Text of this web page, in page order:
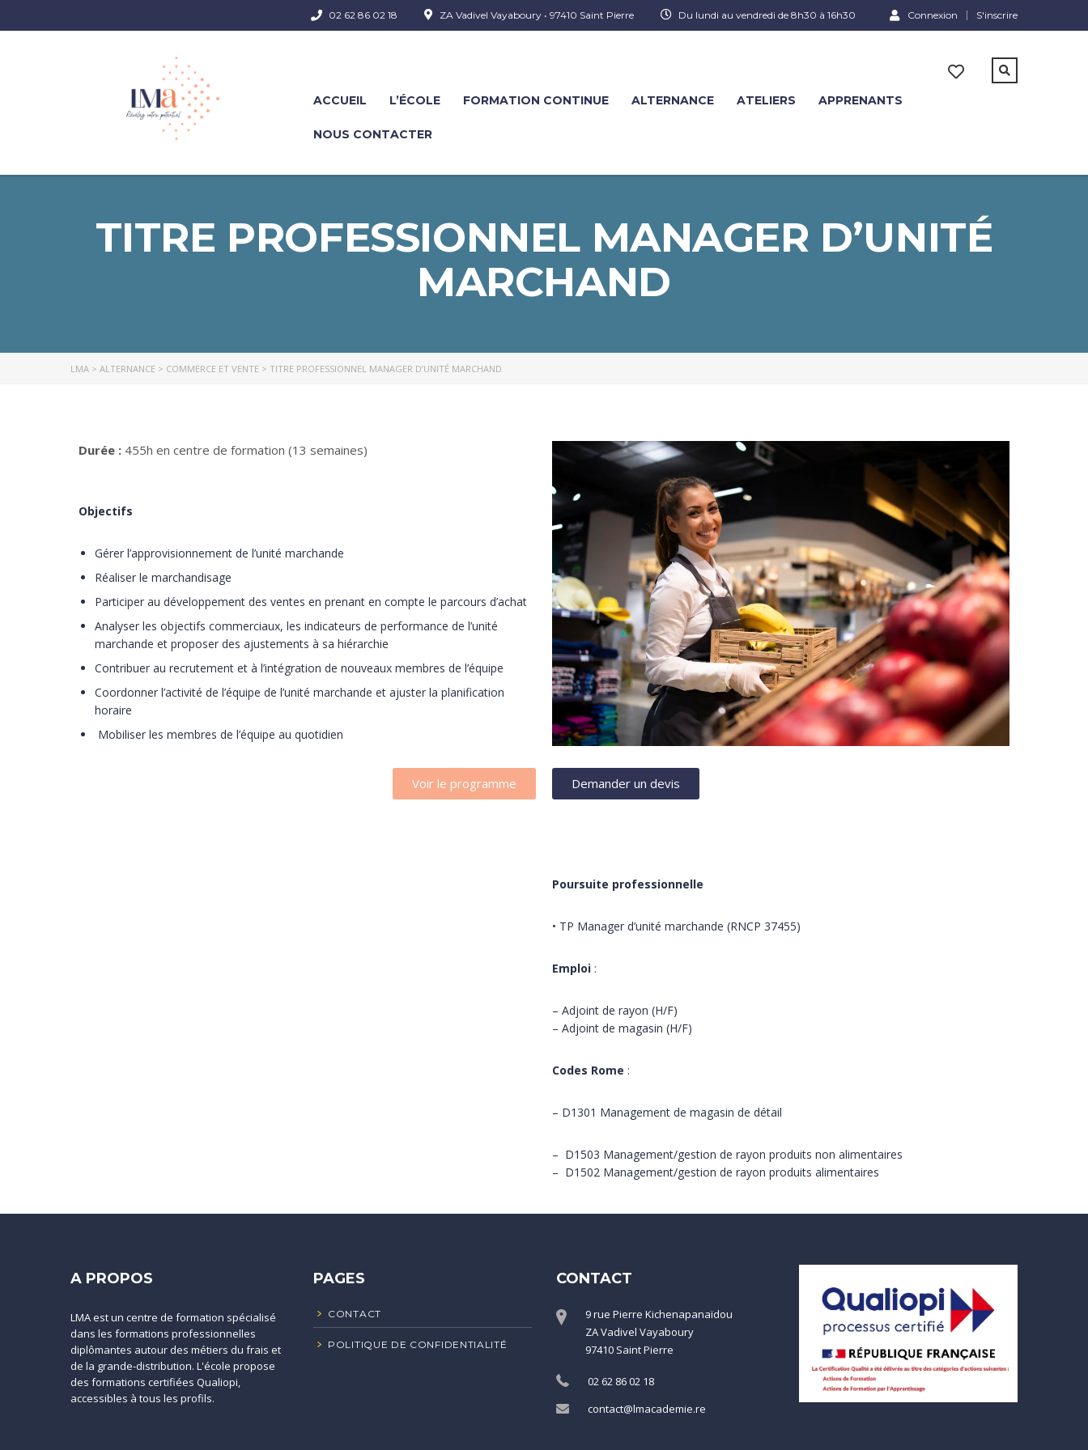
Connexion S'inscrire
Du lundi au vendredi de 8h30 à 16h30
ZA Vadivel Vayaboury • 97410 Saint Pierre
02 62 86 02 18
ACCUEIL L’ÉCOLE FORMATION CONTINUE ALTERNANCE ATELIERS APPRENANTS
NOUS CONTACTER
TITRE PROFESSIONNEL MANAGER D’UNITÉ
MARCHAND
LMA > ALTERNANCE > COMMERCE ET VENTE > TITRE PROFESSIONNEL MANAGER D’UNITÉ MARCHAND
Durée : 455h en centre de formation (13 semaines)
Objectifs
Gérer l’approvisionnement de l’unité marchande
Réaliser le marchandisage
Participer au développement des ventes en prenant en compte le parcours d’achat
Analyser les objectifs commerciaux, les indicateurs de performance de l’unité
marchande et proposer des ajustements à sa hiérarchie
Contribuer au recrutement et à l’intégration de nouveaux membres de l’équipe
Coordonner l’activité de l’équipe de l’unité marchande et ajuster la planification
horaire
Mobiliser les membres de l’équipe au quotidien
Voir le programme Demander un devis
Poursuite professionnelle
• TP Manager d’unité marchande (RNCP 37455)
Emploi :
– Adjoint de rayon (H/F)
– Adjoint de magasin (H/F)
Codes Rome :
– D1301 Management de magasin de détail
– D1503 Management/gestion de rayon produits non alimentaires
– D1502 Management/gestion de rayon produits alimentaires
A PROPOS
LMA est un centre de formation spécialisé
dans les formations professionnelles
diplômantes autour des métiers du frais et
de la grande-distribution. L'école propose
des formations certifiées Qualiopi,
accessibles à tous les profils.
PAGES
CONTACT
POLITIQUE DE CONFIDENTIALITÉ
CONTACT
9 rue Pierre Kichenapanaïdou
ZA Vadivel Vayaboury
97410 Saint Pierre
02 62 86 02 18
contact@lmacademie.re